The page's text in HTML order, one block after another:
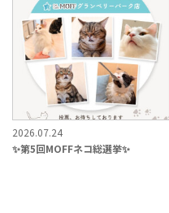
2026.07.24
✨第5回MOFFネコ総選挙✨